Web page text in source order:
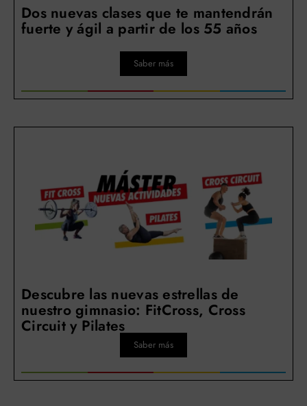
Dos nuevas clases que te mantendrán
fuerte y ágil a partir de los 55 años
Saber más
Descubre las nuevas estrellas de
nuestro gimnasio: FitCross, Cross
Circuit y Pilates
Saber más